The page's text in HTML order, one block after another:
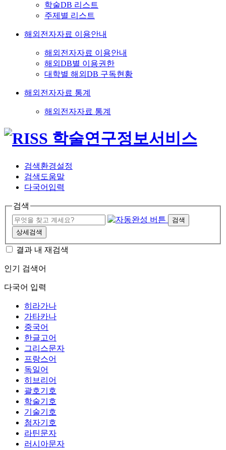
학술DB 리스트
주제별 리스트
해외전자자료 이용안내
해외전자자료 이용안내
해외DB별 이용권한
대학별 해외DB 구독현황
해외전자자료 통계
해외전자자료 통계
검색환경설정
검색도움말
다국어입력
검색
검색
상세검색
결과 내 재검색
인기 검색어
다국어 입력
히라가나
가타카나
중국어
한글고어
그리스문자
프랑스어
독일어
히브리어
괄호기호
학술기호
기술기호
첨자기호
라틴문자
러시아문자